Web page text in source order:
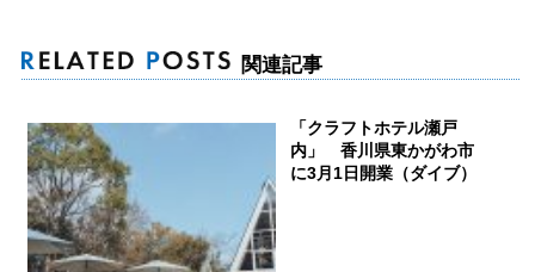
関連記事
「クラフトホテル瀬戸
内」 香川県東かがわ市
に3月1日開業（ダイブ）